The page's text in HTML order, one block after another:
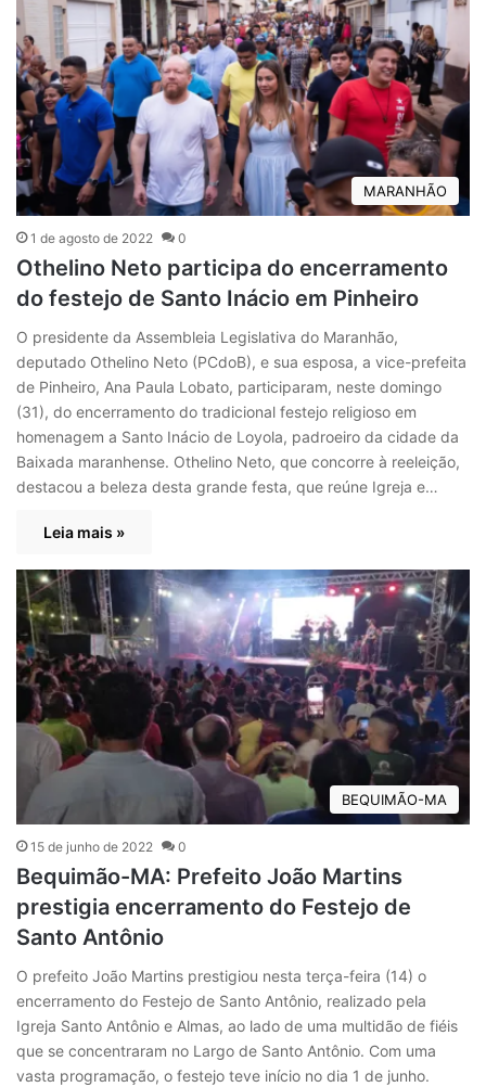
MARANHÃO
1 de agosto de 2022 0
Othelino Neto participa do encerramento
do festejo de Santo Inácio em Pinheiro
O presidente da Assembleia Legislativa do Maranhão,
deputado Othelino Neto (PCdoB), e sua esposa, a vice-prefeita
de Pinheiro, Ana Paula Lobato, participaram, neste domingo
(31), do encerramento do tradicional festejo religioso em
homenagem a Santo Inácio de Loyola, padroeiro da cidade da
Baixada maranhense. Othelino Neto, que concorre à reeleição,
destacou a beleza desta grande festa, que reúne Igreja e…
Leia mais »
BEQUIMÃO-MA
15 de junho de 2022 0
Bequimão-MA: Prefeito João Martins
prestigia encerramento do Festejo de
Santo Antônio
O prefeito João Martins prestigiou nesta terça-feira (14) o
encerramento do Festejo de Santo Antônio, realizado pela
Igreja Santo Antônio e Almas, ao lado de uma multidão de fiéis
que se concentraram no Largo de Santo Antônio. Com uma
vasta programação, o festejo teve início no dia 1 de junho.